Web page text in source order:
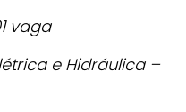
vaga
e Hidráulica –